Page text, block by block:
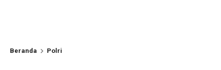
Beranda Polri